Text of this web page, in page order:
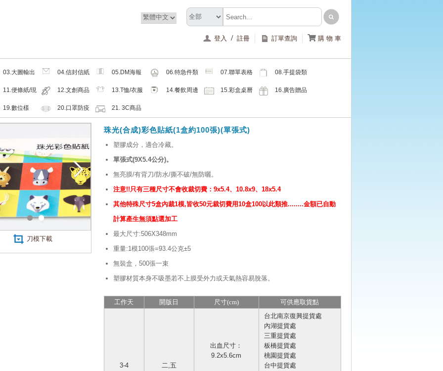
登入 / 註冊 訂單查詢 購 物 車
03.大圖輸出
04.信封信紙
05.DM海報
06.特急件類
07.聯單表格
08.手提袋類
11.便條紙/現
成品
12.文創商品
13.T恤/衣服
帽子配件類
14.餐飲周邊
15.彩盒桌曆
16.廣告贈品
19.數位樣
20.口罩防疫
周邊商品
21. 3C商品
刀模下載
珠光(合成)彩色貼紙(1盒約100張)(單張式)
塑膠成分，適合冷藏。
單張式(9X5.4公分)。
無亮膜/有背刀/防水/撕不破/無防曬。
注意!!只有三種尺寸不會收裁切費：9x5.4、10.8x9、18x5.4
其他特殊尺寸5盒內裁1模,皆收50元裁切費用10盒100以此類推........金額已自動
計算產生無須點選加工
最大尺寸:506X348mm
重量:1模100張=93.4公克±5
無裝盒， 500張一束
塑膠材質本身不吸墨若不上膜受外力或天氣熱容易脫落。
工作天 開版日 尺寸(cm) 可供應取貨點
3-4 二,五
出血尺寸：
9.2x5.6cm
台北南京復興提貨處
內湖提貨處
三重提貨處
板橋提貨處
桃園提貨處
台中提貨處